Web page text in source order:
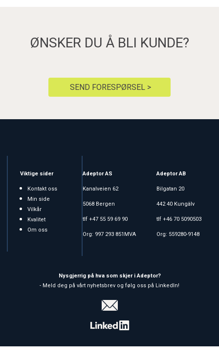
ØNSKER DU Å BLI KUNDE?
SEND FORESPØRSEL >
Viktige sider
Kontakt oss
Min side
Vilkår
Kvalitet
Om oss
Adeptor AS
Kanalveien 62
5068 Bergen
tlf +47 55 59 69 90
Org: 997 293 851MVA
Adeptor AB
Bilgatan 20
442 40 Kungälv
tlf +46 70 5090503
Org: 559280-9148
Nysgjerrig på hva som skjer i Adeptor?
- Meld deg på vårt nyhetsbrev og følg oss på LinkedIn!